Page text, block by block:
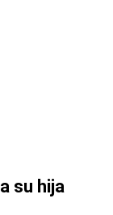
su hija